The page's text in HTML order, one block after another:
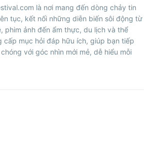
là nơi mang đến dòng chảy tin
tục, kết nối những diễn biến sôi động từ
phim ảnh đến ẩm thực, du lịch và thể
cấp mục hỏi đáp hữu ích, giúp bạn tiếp
với góc nhìn mới mẻ, dễ hiểu mỗi